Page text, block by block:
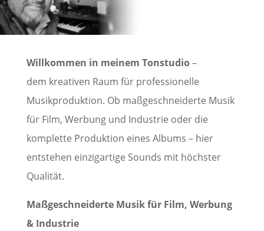
Willkommen in meinem Tonstudio–
dem kreativen Raum für professionelle
Musikproduktion. Ob maßgeschneiderte Musik
für Film, Werbung und Industrie oder die
komplette Produktion eines Albums – hier
entstehen einzigartige Sounds mit höchster
Qualität.
Maßgeschneiderte Musik für Film, Werbung
& Industrie